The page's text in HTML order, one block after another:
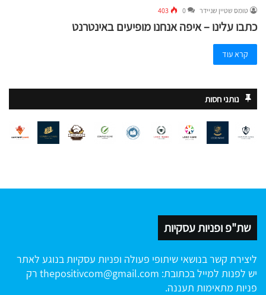
טומס שטיין שניידר 0
403
כתבו עלינו – איפה אנחנו מופיעים באינטרנט
קרא עוד
נותני חסות
שת"פ ופניות עסקיות
ליצירת קשר בנושאי שיתופי פעולה ופניות עסקיות בנוגע לאתר
יש לפנות למייל בכתובת: thepositivcom@gmail.com רק
פניות מתאימות תעננה.